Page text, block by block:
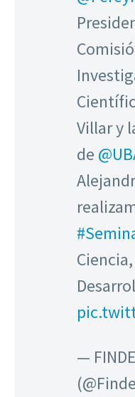
Villar y
de
—